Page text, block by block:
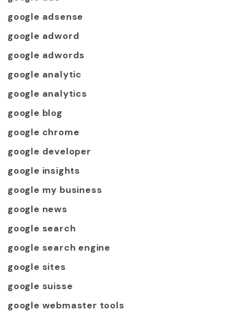
google adsense
google adword
google adwords
google analytic
google analytics
google blog
google chrome
google developer
google insights
google my business
google news
google search
google search engine
google sites
google suisse
google webmaster tools